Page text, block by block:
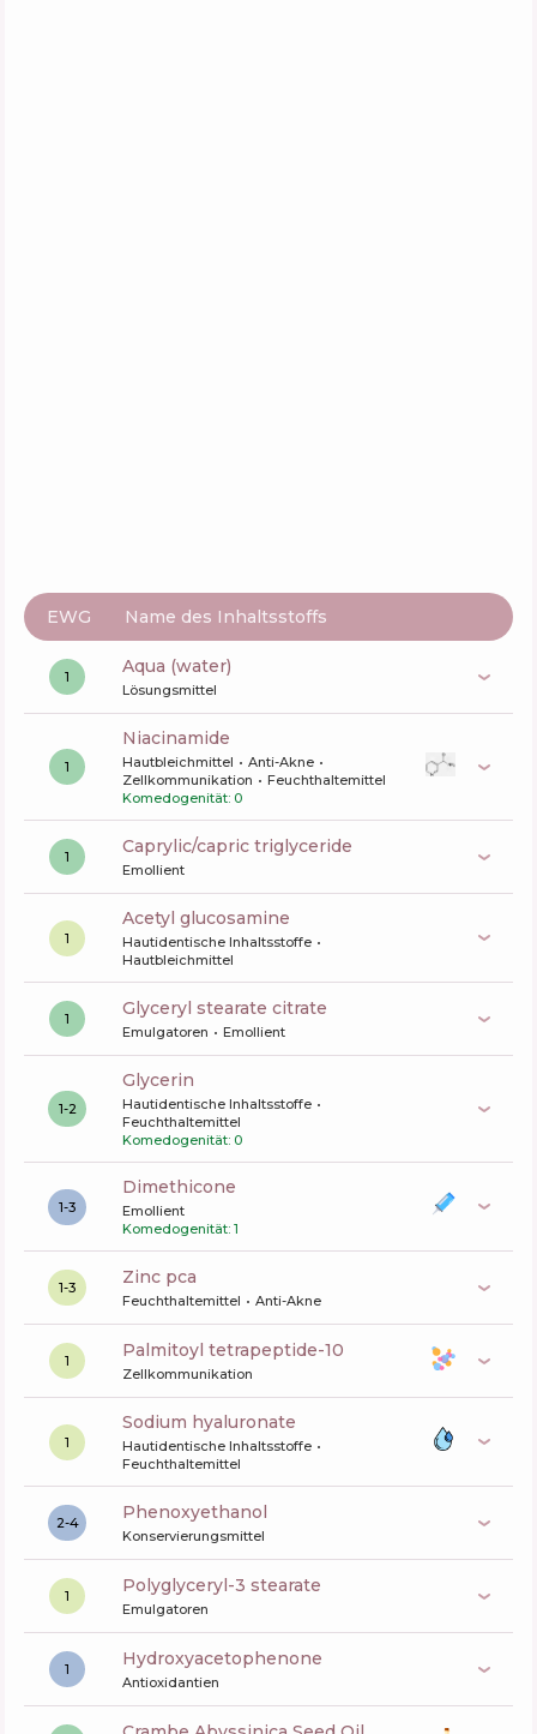
EWG Name des Inhaltsstoffs
1 aqua (water)
Lösungsmittel
1
niacinamide
Hautbleichmittel
Anti-Akne
Zellkommunikation
Feuchthaltemittel
Komedogenität: 0
1 caprylic/capric triglyceride
Emollient
1
acetyl glucosamine
Hautidentische Inhaltsstoffe
Hautbleichmittel
1 glyceryl stearate citrate
Emulgatoren Emollient
1-2
glycerin
Hautidentische Inhaltsstoffe
Feuchthaltemittel
Komedogenität: 0
1-3
dimethicone
Emollient
Komedogenität: 1
1-3 zinc pca
Feuchthaltemittel Anti-Akne
1 palmitoyl tetrapeptide-10
Zellkommunikation
1
sodium hyaluronate
Hautidentische Inhaltsstoffe
Feuchthaltemittel
2-4 phenoxyethanol
Konservierungsmittel
1 polyglyceryl-3 stearate
Emulgatoren
1 Hydroxyacetophenone
Antioxidantien